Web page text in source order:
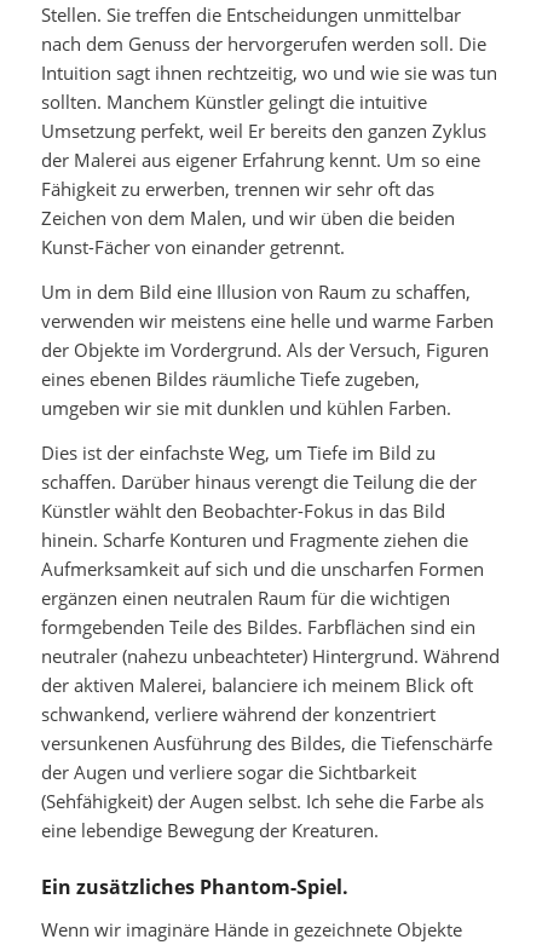
Stellen. Sie treffen die Entscheidungen unmittelbar
nach dem Genuss der hervorgerufen werden soll. Die
Intuition sagt ihnen rechtzeitig, wo und wie sie was tun
sollten. Manchem Künstler gelingt die intuitive
Umsetzung perfekt, weil Er bereits den ganzen Zyklus
der Malerei aus eigener Erfahrung kennt. Um so eine
Fähigkeit zu erwerben, trennen wir sehr oft das
Zeichen von dem Malen, und wir üben die beiden
Kunst-Fächer von einander getrennt.
Um in dem Bild eine Illusion von Raum zu schaffen,
verwenden wir meistens eine helle und warme Farben
der Objekte im Vordergrund. Als der Versuch, Figuren
eines ebenen Bildes räumliche Tiefe zugeben,
umgeben wir sie mit dunklen und kühlen Farben.
Dies ist der einfachste Weg, um Tiefe im Bild zu
schaffen. Darüber hinaus verengt die Teilung die der
Künstler wählt den Beobachter-Fokus in das Bild
hinein. Scharfe Konturen und Fragmente ziehen die
Aufmerksamkeit auf sich und die unscharfen Formen
ergänzen einen neutralen Raum für die wichtigen
formgebenden Teile des Bildes. Farbflächen sind ein
neutraler (nahezu unbeachteter) Hintergrund. Während
der aktiven Malerei, balanciere ich meinem Blick oft
schwankend, verliere während der konzentriert
versunkenen Ausführung des Bildes, die Tiefenschärfe
der Augen und verliere sogar die Sichtbarkeit
(Sehfähigkeit) der Augen selbst. Ich sehe die Farbe als
eine lebendige Bewegung der Kreaturen.
Ein zusätzliches Phantom-Spiel.
Wenn wir imaginäre Hände in gezeichnete Objekte